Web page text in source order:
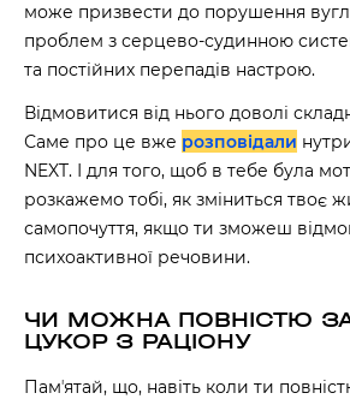
може призвести до порушення
проблем з серцево-судинною
та постійних перепадів настрою.
Відмовитися від нього доволі
Саме про це вже розповідали
NEXT. І для того, щоб в тебе була
розкажемо тобі, як зміниться твоє
самопочуття, якщо ти зможеш
психоактивної речовини.
ЧИ МОЖНА ПОВНІСТЮ
ЦУКОР З РАЦІОНУ
Памʼятай, що, навіть коли ти